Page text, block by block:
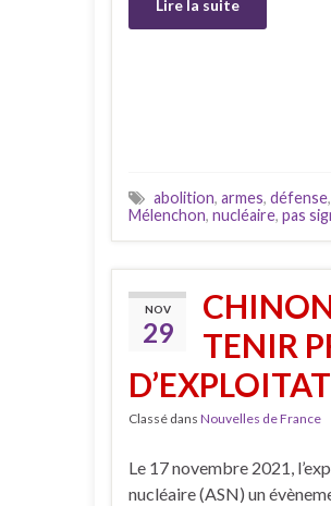
Lire la suite
abolition, armes, défense,
Mélenchon, nucléaire, pas
NOV
29
TENIR
Classé dans Nouvelles de France
Le 17 novembre 2021,
nucléaire (ASN) un